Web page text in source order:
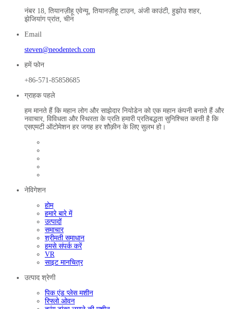
नंबर 18, तियानज़ीहू एवेन्यू, तियानज़ीहू टाउन, अंजी काउंटी, हुझोउ शहर,
झेजियांग प्रांत, चीन
Email
steven@neodentech.com
हमें फोन
+86-571-85858685
ग्राहक पहले
हम मानते हैं कि महान लोग और साझेदार नियोडेन को एक महान कंपनी बनाते हैं और
नवाचार, विविधता और स्थिरता के प्रति हमारी प्रतिबद्धता सुनिश्चित करती है कि
एसएमटी ऑटोमेशन हर जगह हर शौक़ीन के लिए सुलभ हो।
नेविगेशन
होम
हमारे बारे में
उत्पादों
समाचार
श्रीमती समाधान
हमसे संपर्क करें
VR
साइट मानचित्र
उत्पाद श्रेणी
पिक एंड प्लेस मशीन
रिफ्लो ओवन